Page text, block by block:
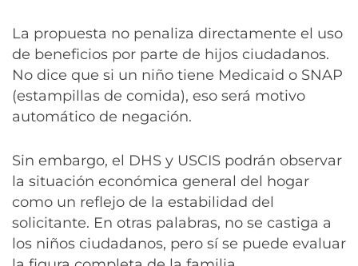
La propuesta no penaliza directamente el uso
de beneficios por parte de hijos ciudadanos.
No dice que si un niño tiene Medicaid o SNAP
(estampillas de comida), eso será motivo
automático de negación.
Sin embargo, el DHS y USCIS podrán observar
la situación económica general del hogar
como un reflejo de la estabilidad del
solicitante. En otras palabras, no se castiga a
los niños ciudadanos, pero sí se puede evaluar